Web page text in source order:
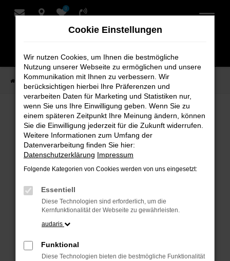
Zum
0
Startseite Verkauf Fahrzeug-Showroom
Fahrzeug-Showroom
Beim Laden ist ein Fehler aufgetreten.
Hier sind ein paar Tipps, die dir helfen können:
Überprüfe deine Firewall und deine
Internetverbindung.
Laden andere Webseiten, zum Beispiel
Cookie Einstellungen
Wir nutzen Cookies, um Ihnen die bestmögliche
Nutzung unserer Webseite zu ermöglichen und unsere
Kommunikation mit Ihnen zu verbessern. Wir
berücksichtigen hierbei Ihre Präferenzen und
verarbeiten Daten für Marketing und Statistiken nur,
wenn Sie uns Ihre Einwilligung geben. Wenn Sie zu
einem späteren Zeitpunkt Ihre Meinung ändern, können
Sie die Einwilligung jederzeit für die Zukunft widerrufen.
Weitere Informationen zum Umfang der
Datenverarbeitung finden Sie hier:
Datenschutzerklärung Impressum
Folgende Kategorien von Cookies werden von uns eingesetzt:
Essentiell
Diese Technologien sind erforderlich, um die
Kernfunktionalität der Webseite zu gewährleisten.
audaris
Funktional
Diese Technologien bieten die bestmögliche Funktionalität